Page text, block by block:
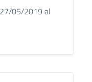
27/05/2019 al